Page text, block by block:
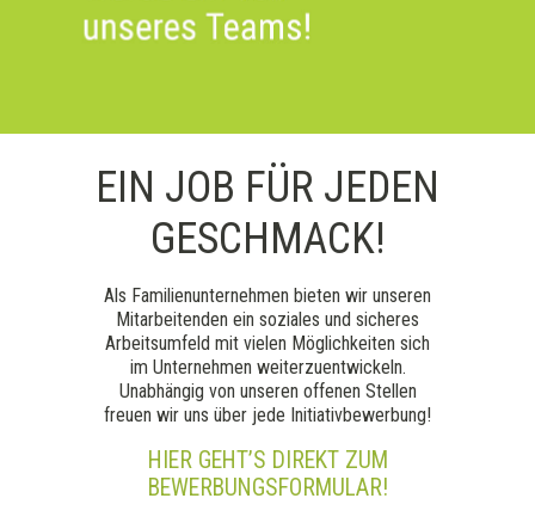
EIN JOB FÜR JEDEN
GESCHMACK!
Als Familienunternehmen bieten wir unseren
Mitarbeitenden ein soziales und sicheres
Arbeitsumfeld mit vielen Möglichkeiten sich
im Unternehmen weiterzuentwickeln.
Unabhängig von unseren offenen Stellen
freuen wir uns über jede Initiativbewerbung!
HIER GEHT’S DIREKT ZUM
BEWERBUNGSFORMULAR!